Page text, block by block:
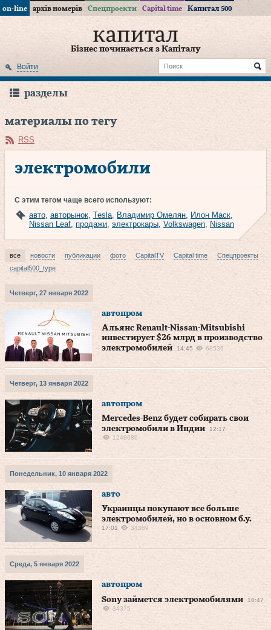
on-line архів номерів Спецпроекти Capital time Капитал 500
Бізнес починається з Капіталу
Войти
разделы
материалы по тегу
RSS
электромобили
С этим тегом чаще всего используют:
авто, авторынок, Tesla, Владимир Омелян, Илон Маск,
Nissan Leaf, продажи, электрокары, Volkswagen, Nissan
все новости публикации фото CapitalTV Capital time
Спецпроекты
capital500_type
Четверг, 27 января 2022
автопром
Альянс Renault-Nissan-Mitsubishi
инвестирует $26 млрд в производство
электромобилей
14:45 68536
Четверг, 13 января 2022
автопром
Mercedes-Benz будет собирать свои
электромобили в Индии
12:17
1248689
Понедельник, 10 января 2022
авто
Украинцы покупают все больше
электромобилей, но в основном б.у.
17:01 34389
Среда, 5 января 2022
автопром
Sony займется электромобилями
10:47
34375